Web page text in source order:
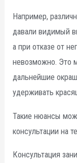
Например,
давали видимый
а при отказе от
невозможно. Это
дальнейшие
удерживать
Такие нюансы
консультации на
Консультация